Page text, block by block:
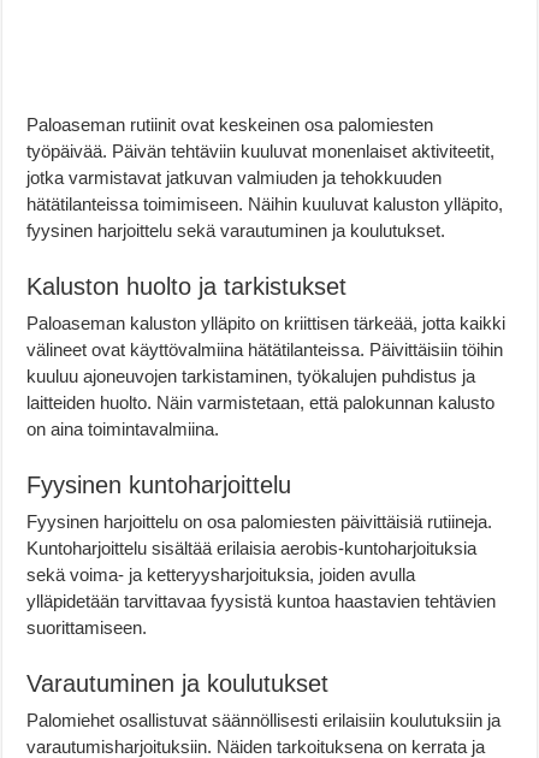
Paloaseman rutiinit ovat keskeinen osa palomiesten
työpäivää. Päivän tehtäviin kuuluvat monenlaiset aktiviteetit,
jotka varmistavat jatkuvan valmiuden ja tehokkuuden
hätätilanteissa toimimiseen. Näihin kuuluvat kaluston ylläpito,
fyysinen harjoittelu sekä varautuminen ja koulutukset.
Kaluston huolto ja tarkistukset
Paloaseman kaluston ylläpito on kriittisen tärkeää, jotta kaikki
välineet ovat käyttövalmiina hätätilanteissa. Päivittäisiin töihin
kuuluu ajoneuvojen tarkistaminen, työkalujen puhdistus ja
laitteiden huolto. Näin varmistetaan, että palokunnan kalusto
on aina toimintavalmiina.
Fyysinen kuntoharjoittelu
Fyysinen harjoittelu on osa palomiesten päivittäisiä rutiineja.
Kuntoharjoittelu sisältää erilaisia aerobis-kuntoharjoituksia
sekä voima- ja ketteryysharjoituksia, joiden avulla
ylläpidetään tarvittavaa fyysistä kuntoa haastavien tehtävien
suorittamiseen.
Varautuminen ja koulutukset
Palomiehet osallistuvat säännöllisesti erilaisiin koulutuksiin ja
varautumisharjoituksiin. Näiden tarkoituksena on kerrata ja